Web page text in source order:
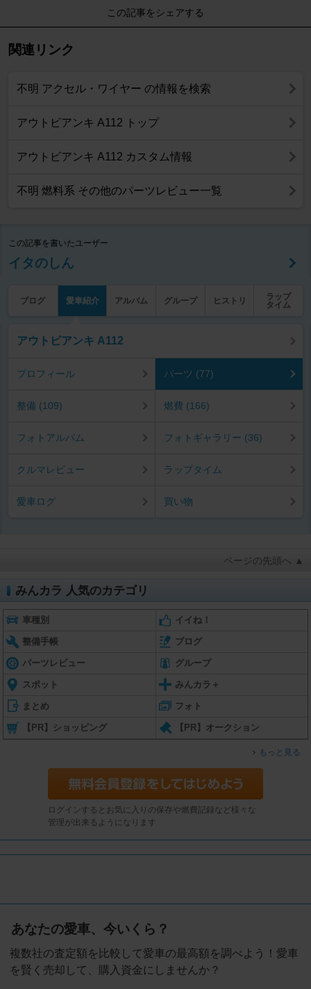
この記事をシェアする
関連リンク
不明 アクセル・ワイヤー の情報を検索
アウトビアンキ A112 トップ
アウトビアンキ A112 カスタム情報
不明 燃料系 その他のパーツレビュー一覧
この記事を書いたユーザー
イタのしん
ブログ 愛車紹介 アルバム グループ ヒストリ
ラップ
タイム
アウトビアンキ A112
プロフィール パーツ (77)
整備 (109) 燃費 (166)
フォトアルバム フォトギャラリー (36)
クルマレビュー ラップタイム
愛車ログ 買い物
ページの先頭へ ▲
みんカラ 人気のカテゴリ
車種別 イイね！
整備手帳 ブログ
パーツレビュー グループ
スポット みんカラ＋
まとめ フォト
【PR】ショッピング 【PR】オークション
もっと見る
ログインするとお気に入りの保存や燃費記録など様々な
管理が出来るようになります
あなたの愛車、今いくら？
複数社の査定額を比較して愛車の最高額を調べよう！愛車
を賢く売却して、購入資金にしませんか？